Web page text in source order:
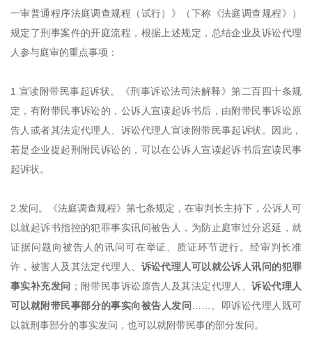
一审普通程序法庭调查规程（试行）》（下称 《法庭调查规程》
）
规定了刑事案件的开庭流程，根据上述规定，总结企业及诉讼代理
人参与庭审的重点事项：
1.宣读附带民事起诉状。 《刑事诉讼法司法解释》 第二百四十条规
定，有附带民事诉讼的，公诉人宣读起诉书后，由附带民事诉讼原
告人或者其法定代理人、诉讼代理人宣读附带民事起诉状。因此，
若是企业提起刑附民诉讼的，可以在公诉人宣读起诉书后宣读民事
起诉状。
2.发问。 《法庭调查规程》 第七条规定，在审判长主持下，公诉人可
以就起诉书指控的犯罪事实讯问被告人，为防止庭审过分迟延，就
证据问题向被告人的讯问可在举证、质证环节进行。经审判长准
许，被害人及其法定代理人、 诉讼代理人可以就公诉人讯问的犯罪
事实补充发问 ；附带民事诉讼原告人及其法定代理人、诉讼代理人
可以就附带民事部分的事实向被告人发问 ……。即诉讼代理人既可
以就刑事部分的事实发问，也可以就附带民事的部分发问。